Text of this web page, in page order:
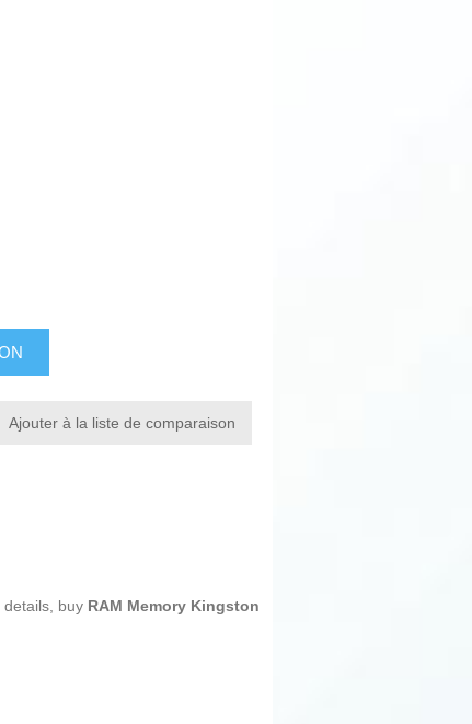
Ajouter à la liste de comparaison
buy RAM Memory Kingston